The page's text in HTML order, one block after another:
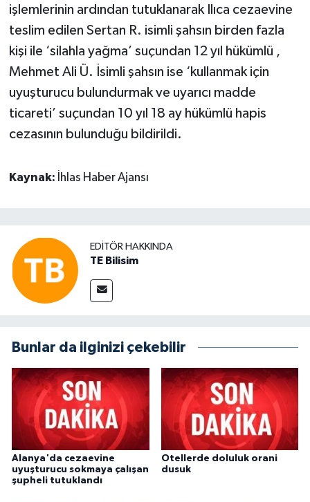
işlemlerinin ardından tutuklanarak Ilıca cezaevine
teslim edilen Sertan R. isimli şahsın birden fazla
kişi ile ‘silahla yağma’ suçundan 12 yıl hükümlü ,
Mehmet Ali Ü. İsimli şahsın ise ‘kullanmak için
uyuşturucu bulundurmak ve uyarıcı madde
ticareti’ suçundan 10 yıl 18 ay hükümlü hapis
cezasının bulunduğu bildirildi.
Kaynak: İhlas Haber Ajansı
EDITÖR HAKKINDA
TE Bilisim
Bunlar da ilginizi çekebilir
Alanya'da cezaevine
uyuşturucu sokmaya çalışan
şupheli tutuklandı
Otellerde doluluk orani
dusuk